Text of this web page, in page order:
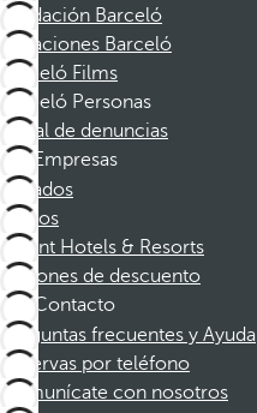
Fundación Barceló
Vacaciones Barceló
Barceló Films
Barceló Personas
Canal de denuncias
Empresas
Afiliados
Socios
Dorint Hotels & Resorts
Cupones de descuento
Contacto
Preguntas frecuentes y Ayuda
Reservas por teléfono
Comunícate con nosotros